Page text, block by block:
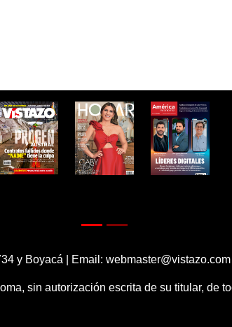
y Boyacá | Email: webmaster@vistazo.com
sin autorización escrita de su titular, de